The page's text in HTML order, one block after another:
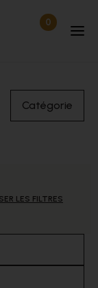
0Articles
Catégorie
LES FILTRES